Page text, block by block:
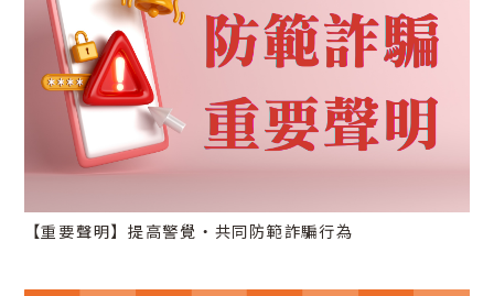
【重要聲明】提高警覺・共同防範詐騙行為